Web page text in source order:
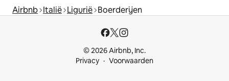
Airbnb Italië Ligurië Boerderijen
© 2026 Airbnb, Inc.
Privacy
Voorwaarden